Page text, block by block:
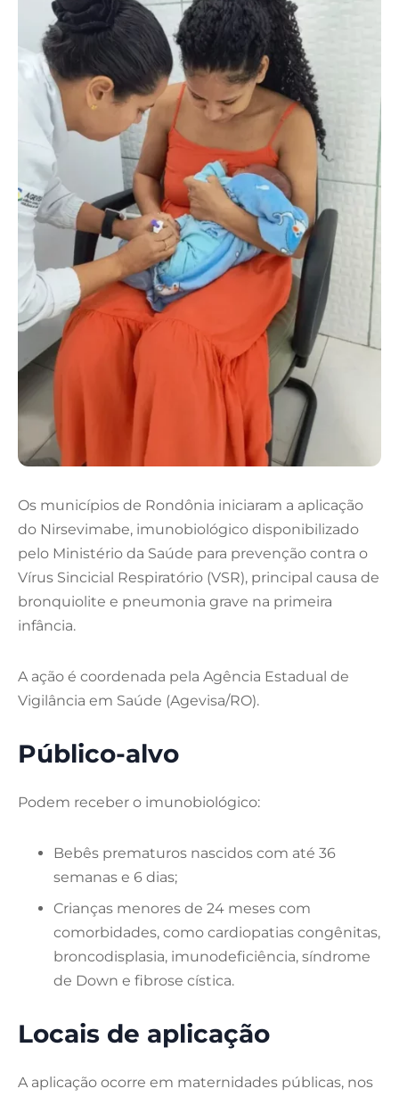
Os municípios de Rondônia iniciaram a aplicação
do Nirsevimabe, imunobiológico disponibilizado
pelo Ministério da Saúde para prevenção contra o
Vírus Sincicial Respiratório (VSR), principal causa de
bronquiolite e pneumonia grave na primeira
infância.
A ação é coordenada pela Agência Estadual de
Vigilância em Saúde (Agevisa/RO).
Público-alvo
Podem receber o imunobiológico:
Bebês prematuros nascidos com até 36
semanas e 6 dias;
Crianças menores de 24 meses com
comorbidades, como cardiopatias congênitas,
broncodisplasia, imunodeficiência, síndrome
de Down e fibrose cística.
Locais de aplicação
A aplicação ocorre em maternidades públicas, nos